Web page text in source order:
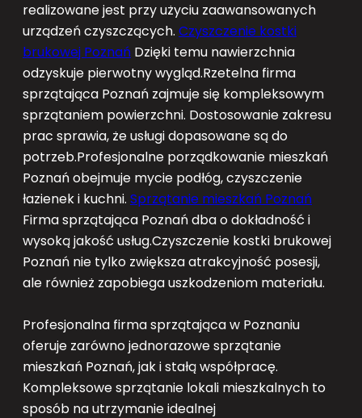
realizowane jest przy użyciu zaawansowanych
urządzeń czyszczących. Czyszczenie kostki
brukowej Poznań Dzięki temu nawierzchnia
odzyskuje pierwotny wygląd.Rzetelna firma
sprzątająca Poznań zajmuje się kompleksowym
sprzątaniem powierzchni. Dostosowanie zakresu
prac sprawia, że usługi dopasowane są do
potrzeb.Profesjonalne porządkowanie mieszkań
Poznań obejmuje mycie podłóg, czyszczenie
łazienek i kuchni. Sprzątanie mieszkań Poznań
Firma sprzątająca Poznań dba o dokładność i
wysoką jakość usług.Czyszczenie kostki brukowej
Poznań nie tylko zwiększa atrakcyjność posesji,
ale również zapobiega uszkodzeniom materiału.
Profesjonalna firma sprzątająca w Poznaniu
oferuje zarówno jednorazowe sprzątanie
mieszkań Poznań, jak i stałą współpracę.
Kompleksowe sprzątanie lokali mieszkalnych to
sposób na utrzymanie idealnej